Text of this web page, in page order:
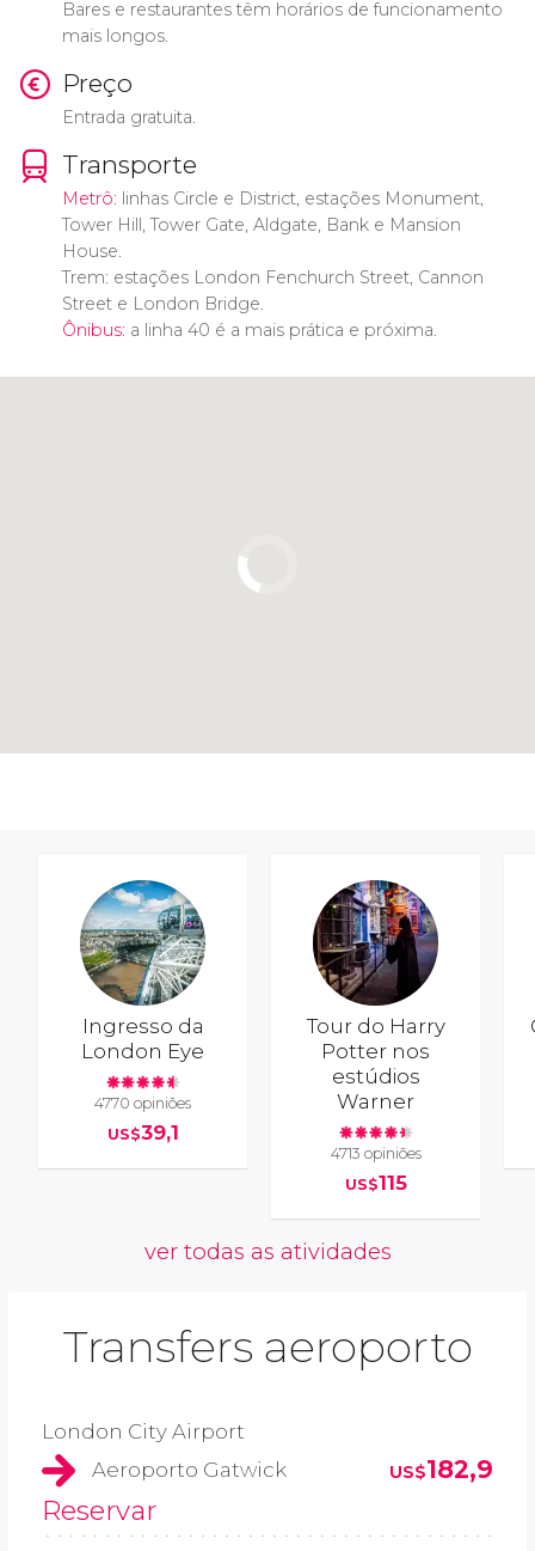
Bares e restaurantes têm horários de funcionamento
mais longos.
Preço
Entrada gratuita.
Transporte
Metrô: linhas Circle e District, estações Monument,
Tower Hill, Tower Gate, Aldgate, Bank e Mansion
House.
Trem: estações London Fenchurch Street, Cannon
Street e London Bridge.
Ônibus: a linha 40 é a mais prática e próxima.
Ingresso da
London Eye
4770 opiniões
US$39,1
Tour do Harry
Potter nos
estúdios
Warner
4713 opiniões
US$115
ver todas as atividades
Transfers aeroporto
London City Airport
Aeroporto Gatwick
US$182,9
Reservar